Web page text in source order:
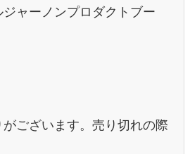
ジャーノンプロダクトブー
ございます。売り切れの際